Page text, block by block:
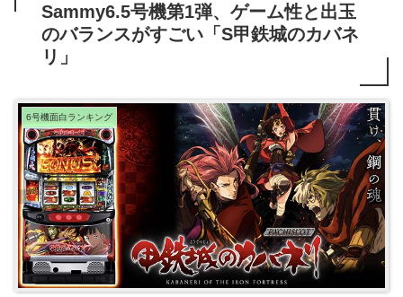
Sammy6.5号機第1弾、ゲーム性と出玉
のバランスがすごい「S甲鉄城のカバネ
リ」
6号機面白ランキング